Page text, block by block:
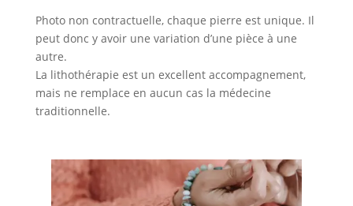
Photo non contractuelle, chaque pierre est unique. Il
peut donc y avoir une variation d’une pièce à une
autre.
La lithothérapie est un excellent accompagnement,
mais ne remplace en aucun cas la médecine
traditionnelle.